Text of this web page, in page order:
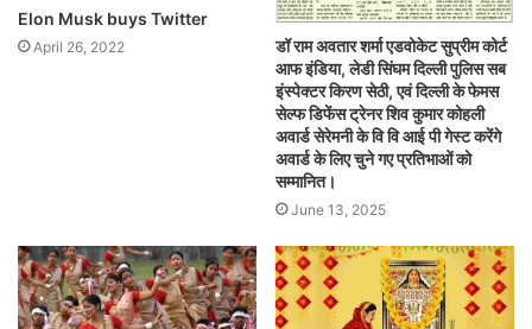
Elon Musk buys Twitter
April 26, 2022
डॉ राम अवतार शर्मा एडवोकेट सुप्रीम कोर्ट
आफ इंडिया, लेडी सिंघम दिल्ली पुलिस सब
इंस्पेक्टर किरण सेठी, एवं दिल्ली के फेमस
सेल्फ डिफेंस ट्रेनर शिव कुमार कोहली
अवार्ड सेरेमनी के वि वि आई पी गेस्ट करेंगे
अवार्ड के लिए चुने गए प्रतिभाओं को
सम्मानित।
June 13, 2025